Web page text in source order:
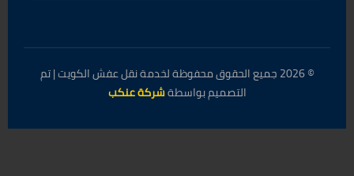
© 2026 جميع الحقوق محفوظة لخدمة نقل عفش الكويت | تم
التصميم بواسطةشركة عنكب